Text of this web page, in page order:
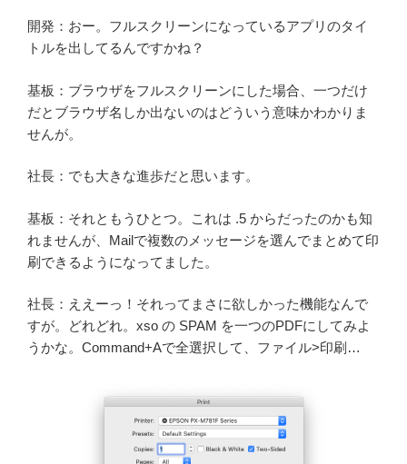
開発：おー。フルスクリーンになっているアプリのタイ
トルを出してるんですかね？
基板：ブラウザをフルスクリーンにした場合、一つだけ
だとブラウザ名しか出ないのはどういう意味かわかりま
せんが。
社長：でも大きな進歩だと思います。
基板：それともうひとつ。これは .5 からだったのかも知
れませんが、Mailで複数のメッセージを選んでまとめて印
刷できるようになってました。
社長：ええーっ！それってまさに欲しかった機能なんで
すが。どれどれ。xso の SPAM を一つのPDFにしてみよ
うかな。Command+Aで全選択して、ファイル>印刷…